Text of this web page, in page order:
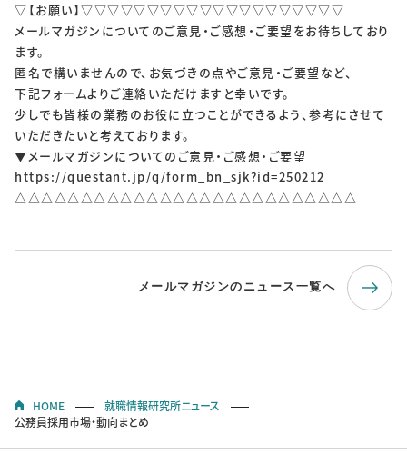
▽【お願い】▽▽▽▽▽▽▽▽▽▽▽▽▽▽▽▽▽▽▽▽
メールマガジンについてのご意見・ご感想・ご要望をお待ちしており
ます。
匿名で構いませんので、お気づきの点やご意見・ご要望など、
下記フォームよりご連絡いただけますと幸いです。
少しでも皆様の業務のお役に立つことができるよう、参考にさせて
いただきたいと考えております。
▼メールマガジンについてのご意見・ご感想・ご要望
https://questant.jp/q/form_bn_sjk?id=250212
△△△△△△△△△△△△△△△△△△△△△△△△△△
メールマガジンのニュース一覧へ
HOME
就職情報研究所ニュース
公務員採用市場・動向まとめ